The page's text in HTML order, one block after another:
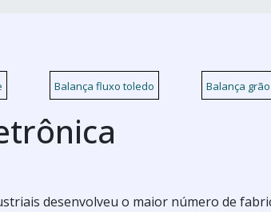
Balança fluxo toledo Balança
desenvolveu o maior número de